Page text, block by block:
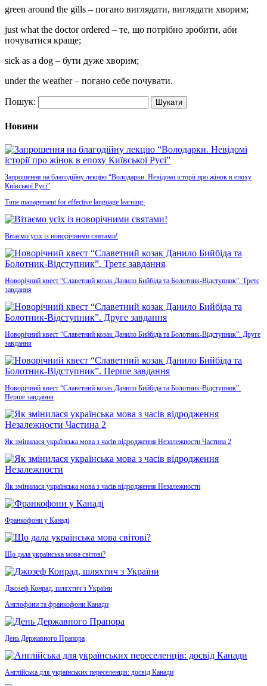
green around the gills – погано виглядати, виглядати хворим;
just what the doctor ordered – те, що потрібно зробити, аби
почуватися краще;
sick as a dog – бути дуже хворим;
under the weather – погано себе почувати.
Пошук:
Новини
Запрошення на благодійну лекцію “Володарки. Невідомі історії про жінок в епоху
Київської Русі”
Time management for effective language learning.
Вітаємо усіх із новорічними святами!
Новорічний квест “Славетний козак Данило Бийбіда та Болотник-Відступник”. Третє
завдання
Новорічний квест “Славетний козак Данило Бийбіда та Болотник-Відступник”. Друге
завдання
Новорічний квест “Славетний козак Данило Бийбіда та Болотник-Відступник”.
Перше завдання
Як змінилася українська мова з часів відродження Незалежности Частина 2
Як змінилася українська мова з часів відродження Незалежности
Франкофони у Канаді
Що дала українська мова світові?
Джозеф Конрад, шляхтич з України
Англофони та франкофони Канади
День Державного Прапора
Англійська для українських переселенців: досвід Канади